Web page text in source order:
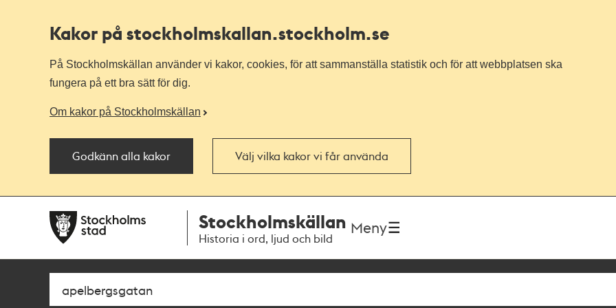
Kakor på stockholmskallan.stockholm.se
På Stockholmskällan använder vi kakor, cookies, för att sammanställa statistik och för att webbplatsen ska
fungera på ett bra sätt för dig.
Om kakor på Stockholmskällan
Godkänn alla kakor Välj vilka kakor vi får använda
navigationen
huvudinnehållet
Stockholmskällan
Historia i ord, ljud och bild
Meny
Sök